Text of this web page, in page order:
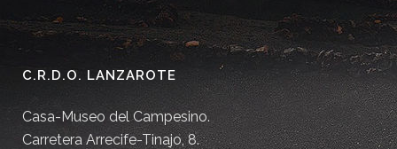
C.R.D.O. LANZAROTE
Casa-Museo del Campesino.
Carretera Arrecife-Tinajo, 8.